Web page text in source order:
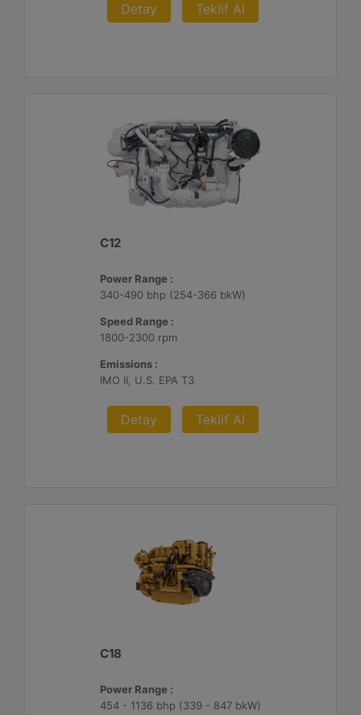
Detay Teklif Al
C12
Power Range :
340-490 bhp (254-366 bkW)
Speed Range :
1800-2300 rpm
Emissions :
IMO II, U.S. EPA T3
Detay Teklif Al
C18
Power Range :
454 - 1136 bhp (339 - 847 bkW)